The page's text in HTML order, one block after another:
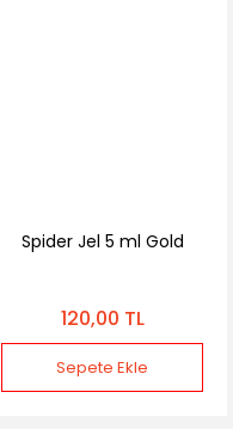
Spider Jel 5 ml Gold
120,00 TL
Sepete Ekle